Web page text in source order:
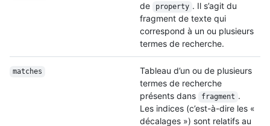
de
property . Il s’agit du
fragment de texte qui
correspond à un ou plusieurs
termes de recherche.
matches
Tableau d’un ou de plusieurs
termes de recherche
présents dans
fragment .
Les indices (c’est-à-dire les «
décalages ») sont relatifs au